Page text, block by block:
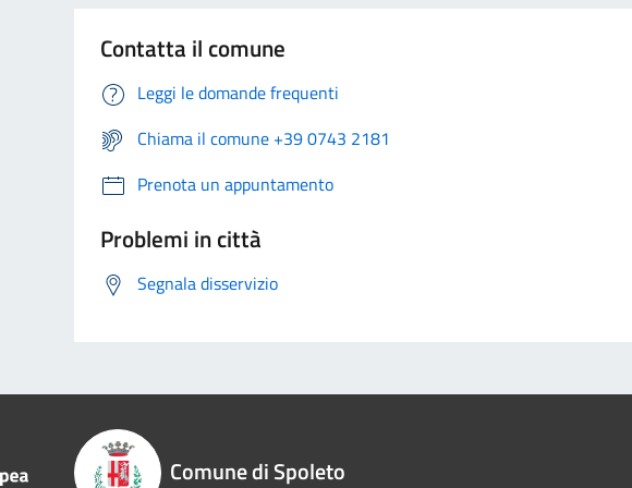
Contatta il comune
Leggi le domande frequenti
Chiama il comune +39 0743 2181
Prenota un appuntamento
Problemi in città
Segnala disservizio
Comune di Spoleto